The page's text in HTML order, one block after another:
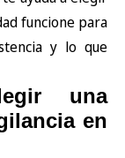
funcione para
y lo que
una
en